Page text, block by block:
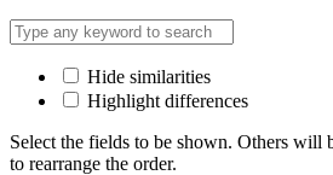
Hide similarities
Highlight differences
Select the fields to be shown. Others will
to rearrange the order.